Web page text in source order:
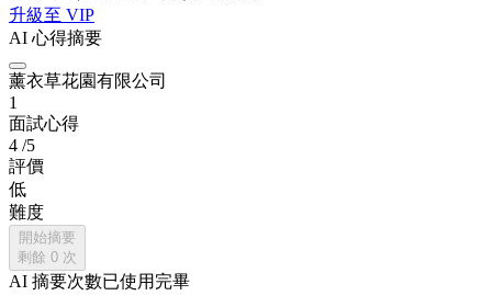
升級至 VIP
AI 心得摘要
薰衣草花園有限公司
1
面試心得
4 /5
評價
低
難度
開始摘要
剩餘 0 次
AI 摘要次數已使用完畢